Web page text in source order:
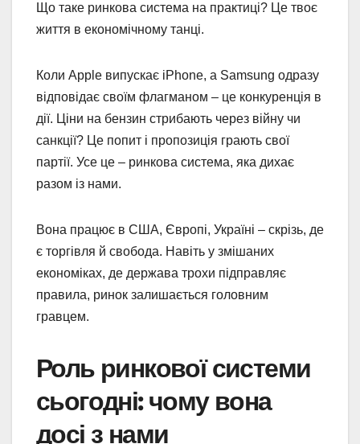
Що таке ринкова система на практиці? Це твоє
життя в економічному танці.
Коли Apple випускає iPhone, а Samsung одразу
відповідає своїм флагманом – це конкуренція в
дії. Ціни на бензин стрибають через війну чи
санкції? Це попит і пропозиція грають свої
партії. Усе це – ринкова система, яка дихає
разом із нами.
Вона працює в США, Європі, Україні – скрізь, де
є торгівля й свобода. Навіть у змішаних
економіках, де держава трохи підправляє
правила, ринок залишається головним
гравцем.
Роль ринкової системи
сьогодні: чому вона
досі з нами